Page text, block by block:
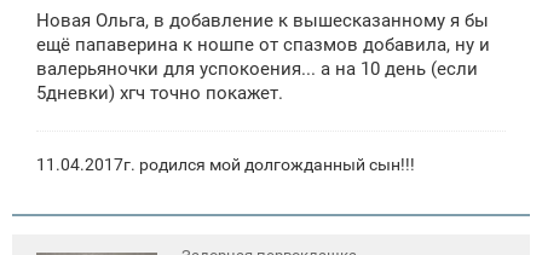
б
щ
н
и
Новая Ольга, в добавление к вышесказанному я бы
ещё папаверина к ношпе от спазмов добавила, ну и
валерьяночки для успокоения... а на 10 день (если
5дневки) хгч точно покажет.
11.04.2017г. родился мой долгожданный сын!!!